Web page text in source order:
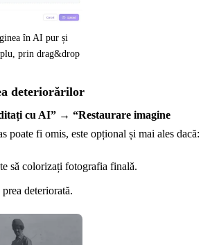
în AI pur și
prin drag&drop
deteriorărilor
cu AI” → “Restaurare imagine
poate fi omis, este opțional și mai ales dacă:
să colorizați fotografia finală.
deteriorată.